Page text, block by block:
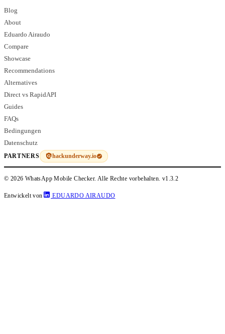
Blog
About
Eduardo Airaudo
Compare
Showcase
Recommendations
Alternatives
Direct vs RapidAPI
Guides
FAQs
Bedingungen
Datenschutz
PARTNERS hackunderway.io
© 2026 WhatsApp Mobile Checker. Alle Rechte vorbehalten. v1.3.2
Entwickelt von EDUARDO AIRAUDO